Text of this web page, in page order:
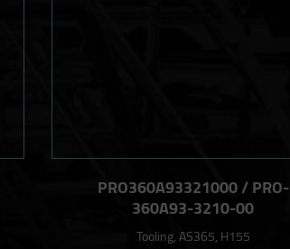
PRO360A93321000 / PRO-
360A93-3210-00
Tooling, AS365, H155